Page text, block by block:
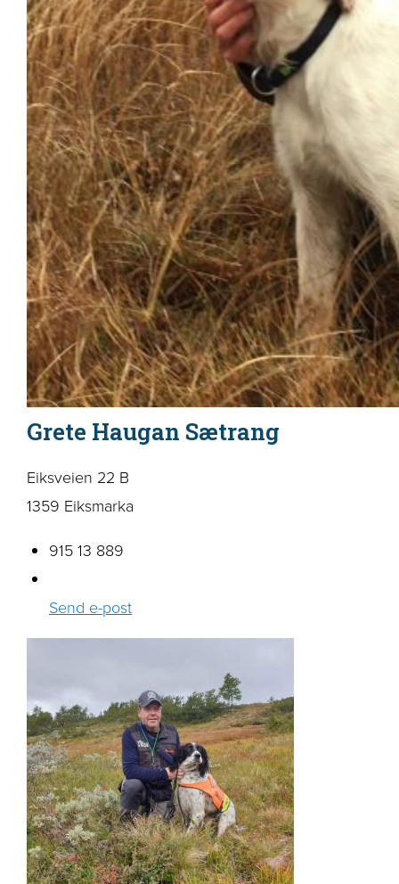
Grete Haugan Sætrang
Eiksveien 22 B
1359 Eiksmarka
915 13 889
Send e-post